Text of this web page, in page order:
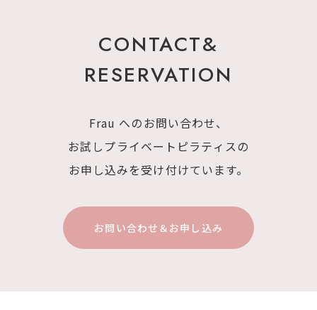
CONTACT&
RESERVATION
Frau へのお問い合わせ、
お試しプライベートピラティスの
お申し込みを受け付けています。
お問い合わせ＆お申し込み